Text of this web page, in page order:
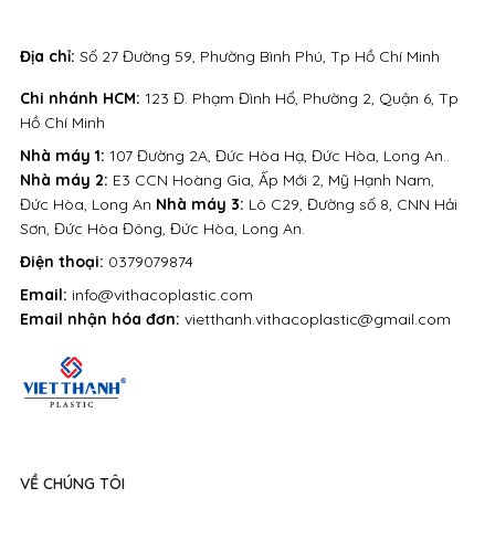
VỀ CHÚNG TÔI
Địa chỉ: Số 27 Đường 59, Phường Bình Phú, Tp Hồ Chí Minh
Điện thoại: 0379079874
Email: info@vithacoplastic.com
Email nhận hóa đơn: vietthanh.vithacoplastic@gmail.com
Nhà máy 1: 107 Đường 2A, Đức Hòa Hạ, Đức Hòa, Long An..
Nhà máy 2: E3 CCN Hoàng Gia, Ấp Mới 2, Mỹ Hạnh Nam,
Đức Hòa, Long An Nhà máy 3: Lô C29, Đường số 8, CNN Hải
Sơn, Đức Hòa Đông, Đức Hòa, Long An.
Chi nhánh HCM: 123 Đ. Phạm Đình Hổ, Phường 2, Quận 6, Tp
Hồ Chí Minh